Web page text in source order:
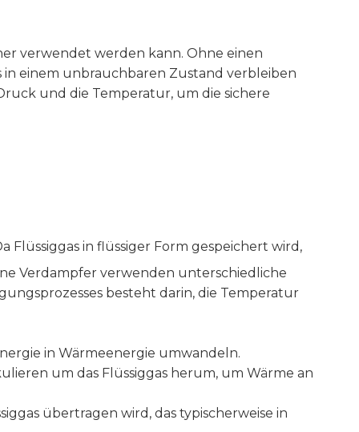
verwendet werden kann. Ohne einen
in einem unbrauchbaren Zustand verbleiben
und die Temperatur, um die sichere
Flüssiggas in flüssiger Form gespeichert wird,
Verdampfer verwenden unterschiedliche
besteht darin, die Temperatur
in Wärmeenergie umwandeln.
um das Flüssiggas herum, um Wärme an
übertragen wird, das typischerweise in